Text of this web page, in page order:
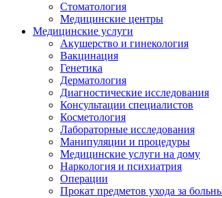
Стоматология
Медицинские центры
Медицинские услуги
Акушерство и гинекология
Вакцинация
Генетика
Дерматология
Диагностические исследования
Консультации специалистов
Косметология
Лабораторные исследования
Манипуляции и процедуры
Медицинские услуги на дому
Наркология и психиатрия
Операции
Прокат предметов ухода за